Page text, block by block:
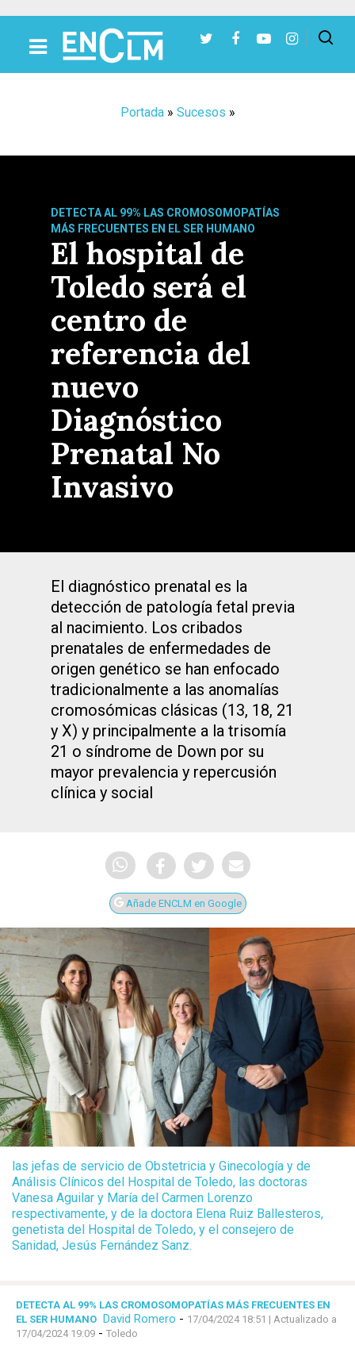
Portada» Sucesos »
DETECTA AL 99% LAS CROMOSOMOPATÍAS
MÁS FRECUENTES EN EL SER HUMANO
El hospital de
Toledo será el
centro de
referencia del
nuevo
Diagnóstico
Prenatal No
Invasivo
El diagnóstico prenatal es la
detección de patología fetal previa
al nacimiento. Los cribados
prenatales de enfermedades de
origen genético se han enfocado
tradicionalmente a las anomalías
cromosómicas clásicas (13, 18, 21
y X) y principalmente a la trisomía
21 o síndrome de Down por su
mayor prevalencia y repercusión
clínica y social
Añade ENCLM en Google
las jefas de servicio de Obstetricia y Ginecología y de
Análisis Clínicos del Hospital de Toledo, las doctoras
Vanesa Aguilar y María del Carmen Lorenzo
respectivamente, y de la doctora Elena Ruiz Ballesteros,
genetista del Hospital de Toledo, y el consejero de
Sanidad, Jesús Fernández Sanz.
DETECTA AL 99% LAS CROMOSOMOPATÍAS MÁS FRECUENTES EN
EL SER HUMANO David Romero - 17/04/2024 18:51 | Actualizado a
17/04/2024 19:09 - Toledo